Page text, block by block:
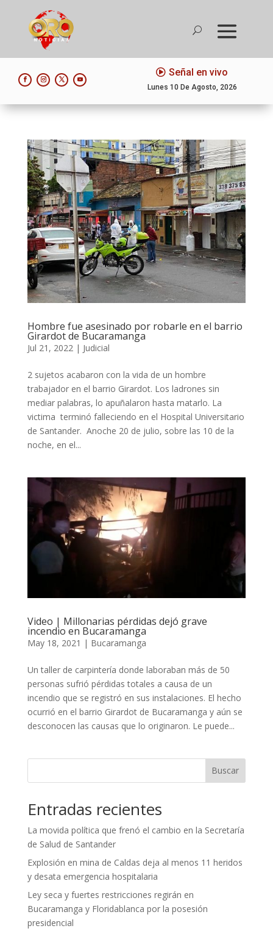
Señal en vivo
Lunes 10 De Agosto, 2026
Hombre fue asesinado por robarle en el barrio
Girardot de Bucaramanga
Jul 21, 2022| Judicial
2 sujetos acabaron con la vida de un hombre
trabajador en el barrio Girardot. Los ladrones sin
mediar palabras, lo apuñalaron hasta matarlo. La
victima terminó falleciendo en el Hospital Universitario
de Santander. Anoche 20 de julio, sobre las 10 de la
noche, en el...
Video | Millonarias pérdidas dejó grave
incendio en Bucaramanga
May 18, 2021 | Bucaramanga
Un taller de carpintería donde laboraban más de 50
personas sufrió pérdidas totales a causa de un
incendio que se registró en sus instalaciones. El hecho
ocurrió en el barrio Girardot de Bucaramanga y aún se
desconocen las causas que lo originaron. Le puede...
Buscar
Entradas recientes
La movida política que frenó el cambio en la Secretaría
de Salud de Santander
Explosión en mina de Caldas deja al menos 11 heridos
y desata emergencia hospitalaria
Ley seca y fuertes restricciones regirán en
Bucaramanga y Floridablanca por la posesión
presidencial